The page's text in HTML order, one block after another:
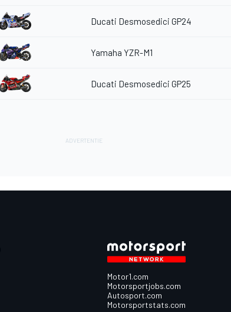
Ducati Desmosedici GP24
Yamaha YZR-M1
Ducati Desmosedici GP25
Motor1.com
Motorsportjobs.com
Autosport.com
Motorsportstats.com